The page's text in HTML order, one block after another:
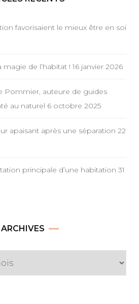
favorisaient le mieux être en soi
magie de l’habitat ! 16 janvier 2026
Pommier, auteure de guides
au naturel 6 octobre 2025
apaisant après une séparation 22
principale d’une habitation 31
ARCHIVES